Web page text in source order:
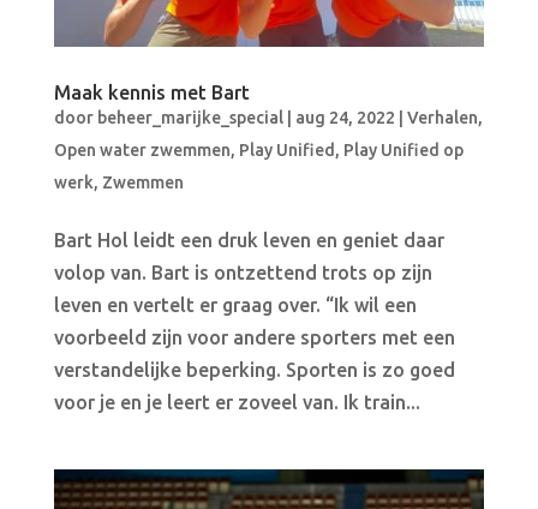
Maak kennis met Bart
door beheer_marijke_special| aug 24, 2022 Verhalen,
Open water zwemmen, Play Unified , Play Unified op
werk, Zwemmen
Bart Hol leidt een druk leven en geniet daar
volop van. Bart is ontzettend trots op zijn
leven en vertelt er graag over. “Ik wil een
voorbeeld zijn voor andere sporters met een
verstandelijke beperking. Sporten is zo goed
voor je en je leert er zoveel van. Ik train...